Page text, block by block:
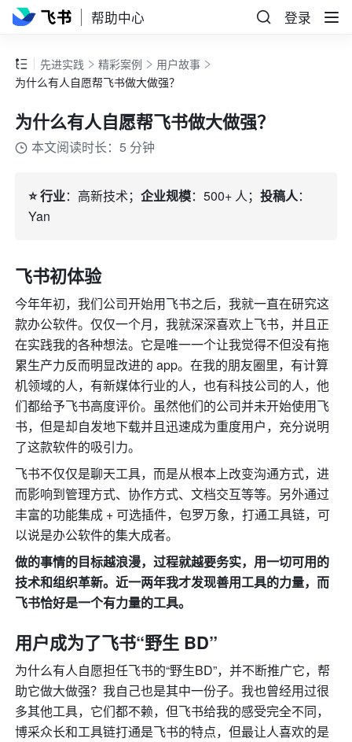
帮助中心 登录
先进实践 精彩案例
用户故事
为什么有人自愿帮飞书做大做强？
为什么有人自愿帮飞书做大做强？
本文阅读时长：5 分钟
⭐️ 行业：高新技术；企业规模：500+ 人；投稿人：
Yan
飞书初体验
今年年初，我们公司开始用飞书之后，我就一直在研究这
款办公软件。仅仅一个月，我就深深喜欢上飞书，并且正
在实践我的各种想法。它是唯一一个让我觉得不但没有拖
累生产力反而明显改进的 app。在我的朋友圈里，有计算
机领域的人，有新媒体行业的人，也有科技公司的人，他
们都给予飞书高度评价。虽然他们的公司并未开始使用飞
书，但是却自发地下载并且迅速成为重度用户，充分说明
了这款软件的吸引力。
飞书不仅仅是聊天工具，而是从根本上改变沟通方式，进
而影响到管理方式、协作方式、文档交互等等。另外通过
丰富的功能集成 + 可选插件，包罗万象，打通工具链，可
以说是办公软件的集大成者。
做的事情的目标越浪漫，过程就越要务实，用一切可用的
技术和组织革新。近一两年我才发现善用工具的力量，而
飞书恰好是一个有力量的工具。
用户成为了飞书“野生 BD”
为什么有人自愿担任飞书的“野生BD”，并不断推广它，帮
助它做大做强？我自己也是其中一份子。我也曾经用过很
多其他工具，它们都不赖，但飞书给我的感受完全不同，
博采众长和工具链打通是飞书的特点，但最让人喜欢的是